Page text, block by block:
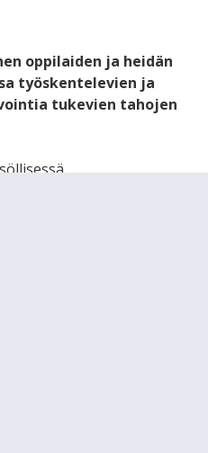
oppilaiden ja heidän
työskentelevien ja
tukevien tahojen